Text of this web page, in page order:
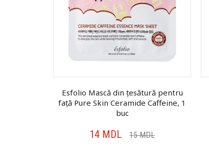
Esfolio Mască din țesătură pentru
față Pure Skin Ceramide Caffeine, 1
buc
14 MDL 15MDL